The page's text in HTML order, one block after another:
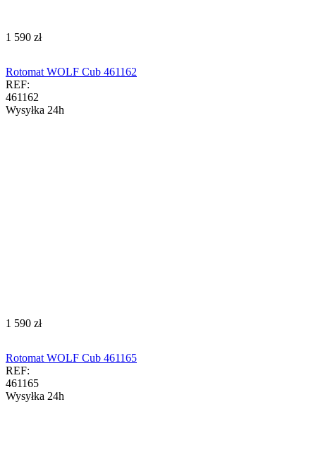
‍1 590‍ zł
Rotomat WOLF Cub 461162
REF:
461162
Wysyłka 24h
‍1 590‍ zł
Rotomat WOLF Cub 461165
REF:
461165
Wysyłka 24h